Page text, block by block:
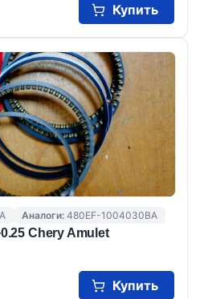
Купить
Аналоги: 480EF-1004030BA
Chery Amulet
Купить